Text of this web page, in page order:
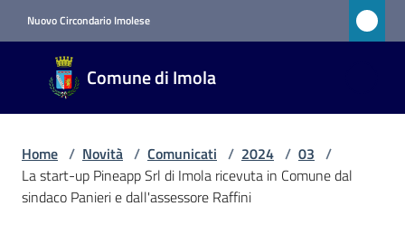
Nuovo Circondario Imolese
Comune di Imola
Comune
di Imola
RETE
Home / Novità / Comunicati / 2024 / 03 /
La start-up Pineapp Srl di Imola ricevuta in Comune dal
sindaco Panieri e dall'assessore Raffini